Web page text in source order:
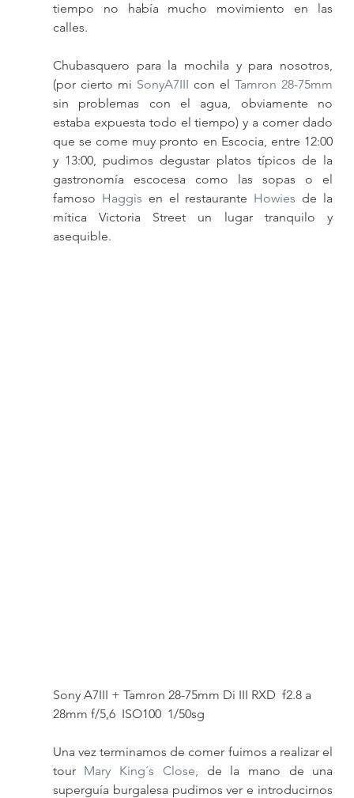
tiempo no había mucho movimiento en las
calles.
Chubasquero para la mochila y para nosotros,
(por cierto mi SonyA7III con el Tamron 28-75mm
sin problemas con el agua, obviamente no
estaba expuesta todo el tiempo) y a comer dado
que se come muy pronto en Escocia, entre 12:00
y 13:00, pudimos degustar platos típicos de la
gastronomía escocesa como las sopas o el
famoso Haggis en el restaurante Howies de la
mítica Victoria Street un lugar tranquilo y
asequible.
Sony A7III + Tamron 28-75mm Di III RXD  f2.8 a
28mm f/5,6  ISO100  1/50sg
Una vez terminamos de comer fuimos a realizar el
tour Mary King´s Close, de la mano de una
superguía burgalesa pudimos ver e introducirnos